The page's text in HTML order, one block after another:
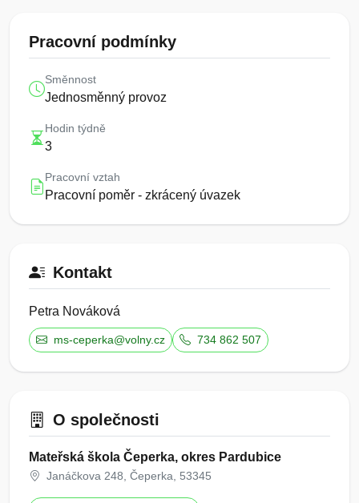
Pracovní podmínky
Směnnost
Jednosměnný provoz
Hodin týdně
3
Pracovní vztah
Pracovní poměr - zkrácený úvazek
Kontakt
Petra Nováková
ms-ceperka@volny.cz 734 862 507
O společnosti
Mateřská škola Čeperka, okres Pardubice
Janáčkova 248, Čeperka, 53345